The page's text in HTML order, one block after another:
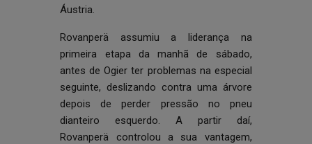
Áustria.
Rovanperä assumiu a liderança na
primeira etapa da manhã de sábado,
antes de Ogier ter problemas na especial
seguinte, deslizando contra uma árvore
depois de perder pressão no pneu
dianteiro esquerdo. A partir daí,
Rovanperä controlou a sua vantagem,